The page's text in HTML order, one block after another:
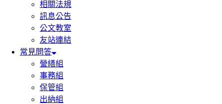
相關法規
訊息公告
公文教室
友站連結
常見問答
營繕組
事務組
保管組
出納組